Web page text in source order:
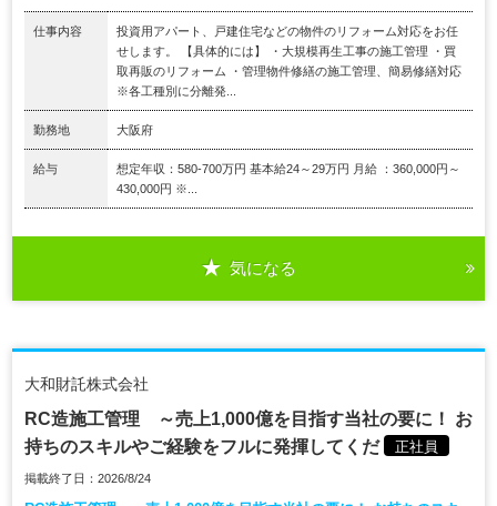
仕事内容
投資用アパート、戸建住宅などの物件のリフォーム対応をお任
せします。 【具体的には】 ・大規模再生工事の施工管理 ・買
取再販のリフォーム ・管理物件修繕の施工管理、簡易修繕対応
※各工種別に分離発...
勤務地 大阪府
給与
想定年収：580-700万円 基本給24～29万円 月給 ：360,000円～
430,000円 ※...
気になる
大和財託株式会社
RC造施工管理 ～売上1,000億を目指す当社の要に！ お
持ちのスキルやご経験をフルに発揮してくだ
正社員
掲載終了日：2026/8/24